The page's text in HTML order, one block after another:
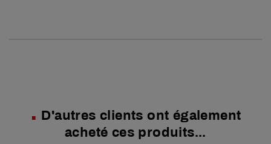
D'autres clients ont également
acheté ces produits...